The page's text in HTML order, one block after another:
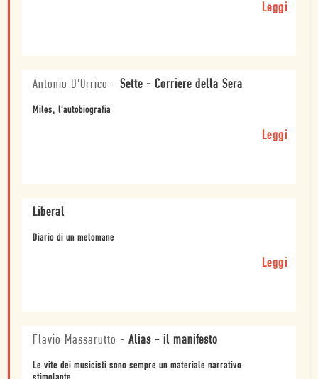
Leggi
Antonio D'Orrico - Sette - Corriere della Sera
Miles, l'autobiografia
Leggi
Liberal
Diario di un melomane
Leggi
Flavio Massarutto - Alias - il manifesto
Le vite dei musicisti sono sempre un materiale narrativo